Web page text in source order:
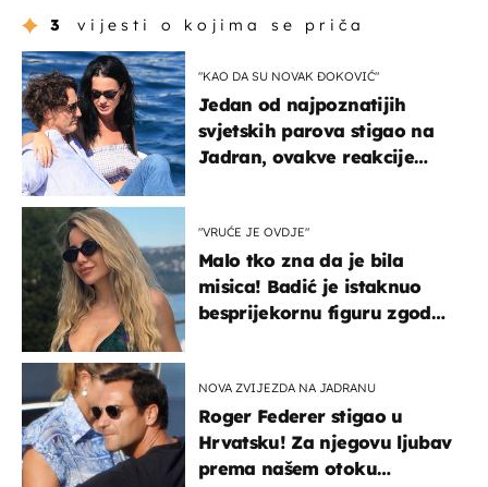
3 vijesti o kojima se priča
"KAO DA SU NOVAK ĐOKOVIĆ"
Jedan od najpoznatijih
svjetskih parova stigao na
Jadran, ovakve reakcije
"VRUĆE JE OVDJE"
Malo tko zna da je bila
misica! Badić je istaknuo
besprijekornu figuru zgodne
NOVA ZVIJEZDA NA JADRANU
Roger Federer stigao u
Hrvatsku! Za njegovu ljubav
prema našem otoku